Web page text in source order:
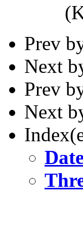
Prev
Next
Prev
Next